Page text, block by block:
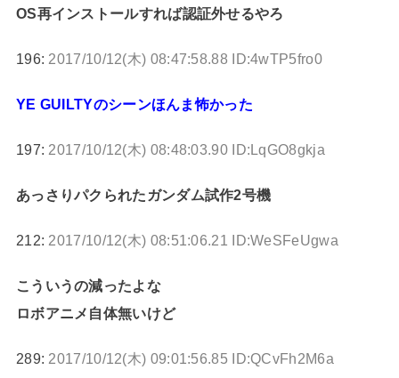
OS再インストールすれば認証外せるやろ
196: 2017/10/12(木) 08:47:58.88 ID:4wTP5fro0
YE GUILTYのシーンほんま怖かった
197: 2017/10/12(木) 08:48:03.90 ID:LqGO8gkja
あっさりパクられたガンダム試作2号機
212: 2017/10/12(木) 08:51:06.21 ID:WeSFeUgwa
こういうの減ったよな
ロボアニメ自体無いけど
289: 2017/10/12(木) 09:01:56.85 ID:QCvFh2M6a